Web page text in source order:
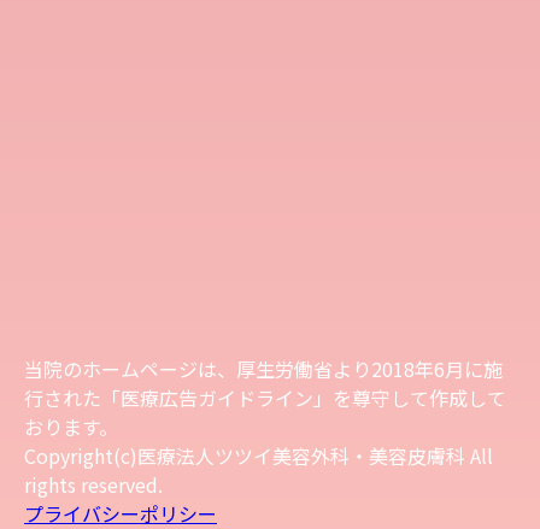
当院のホームページは、厚生労働省より2018年6月に施
行された「医療広告ガイドライン」を尊守して作成して
おります。
Copyright(c)医療法人ツツイ美容外科・美容皮膚科 All
rights reserved.
プライバシーポリシー